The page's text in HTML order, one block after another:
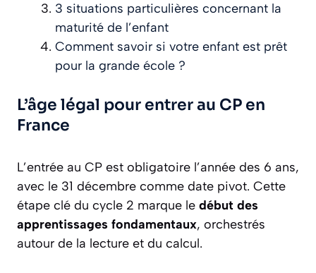
3 situations particulières concernant la
maturité de l’enfant
Comment savoir si votre enfant est prêt
pour la grande école ?
L’âge légal pour entrer au CP en
France
L’entrée au CP est obligatoire l’année des 6 ans,
avec le 31 décembre comme date pivot. Cette
étape clé du cycle 2 marque le début des
apprentissages fondamentaux, orchestrés
autour de la lecture et du calcul.